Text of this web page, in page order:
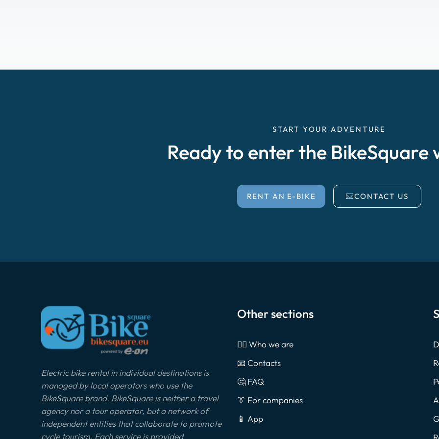
START YOUR ADVENTURE
Ready to enter the BikeSquare
RENT AN E-BIKE CONTACT US
Electric bike rental in individual destinations is
managed by local operators who use the
BikeSquare brand. BikeSquare is neither a travel
agency nor a tour operator, but a network of
independent entities that collaborate to promote
cycle tourism. Each service is provided
Other sections
🙎‍♂️ Who we are
📧 Contacts
🤔 FAQ
👔 For companies
📱 App